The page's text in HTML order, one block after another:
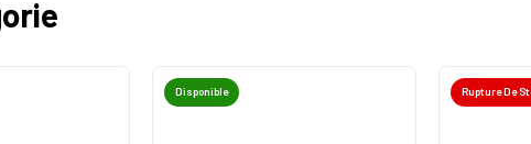
Disponible Rupture De